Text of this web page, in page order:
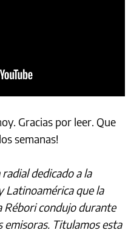
Gracias por leer. Que
semanas!
dedicado a la
Latinoamérica que la
Rébori condujo durante
emisoras. Titulamos esta